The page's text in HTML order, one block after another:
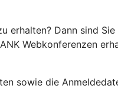
Dann sind
Webkonferenzen
sowie die